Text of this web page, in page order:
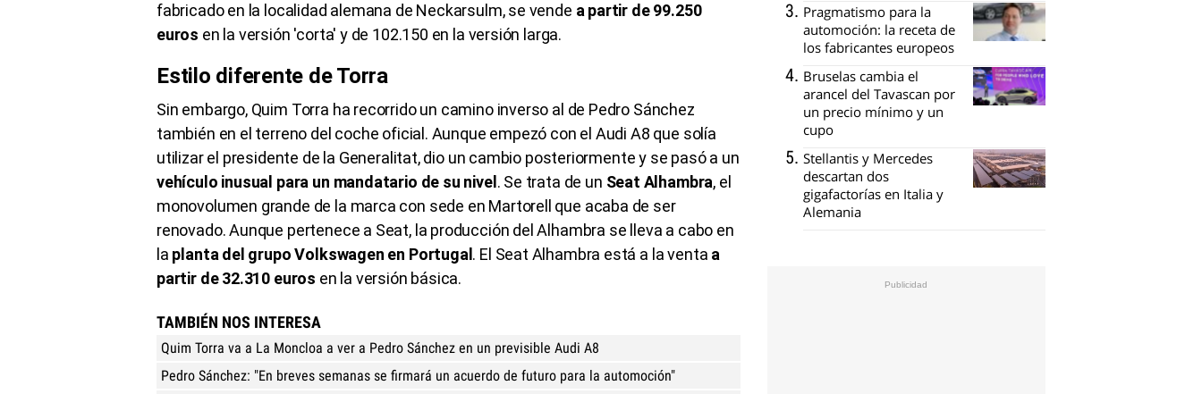
fabricado en la localidad alemana de Neckarsulm, se vende a partir de 99.250
euros en la versión 'corta' y de 102.150 en la versión larga.
Estilo diferente de Torra
Sin embargo, Quim Torra ha recorrido un camino inverso al de Pedro Sánchez
también en el terreno del coche oficial. Aunque empezó con el Audi A8 que solía
utilizar el presidente de la Generalitat, dio un cambio posteriormente y se pasó a un
vehículo inusual para un mandatario de su nivel . Se trata de un Seat Alhambra, el
monovolumen grande de la marca con sede en Martorell que acaba de ser
renovado. Aunque pertenece a Seat, la producción del Alhambra se lleva a cabo en
la planta del grupo Volkswagen en Portugal . El Seat Alhambra está a la venta a
partir de 32.310 euros en la versión básica.
TAMBIÉN NOS INTERESA
Quim Torra va a La Moncloa a ver a Pedro Sánchez en un previsible Audi A8
Pedro Sánchez: "En breves semanas se firmará un acuerdo de futuro para la automoción"
Pragmatismo para la
automoción: la receta de
los fabricantes europeos
Bruselas cambia el
arancel del Tavascan por
un precio mínimo y un
cupo
Stellantis y Mercedes
descartan dos
gigafactorías en Italia y
Alemania